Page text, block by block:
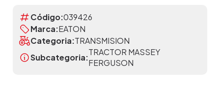
Código:039426
Marca:EATON
Categoria:TRANSMISION
Subcategoria:
TRACTOR MASSEY
FERGUSON